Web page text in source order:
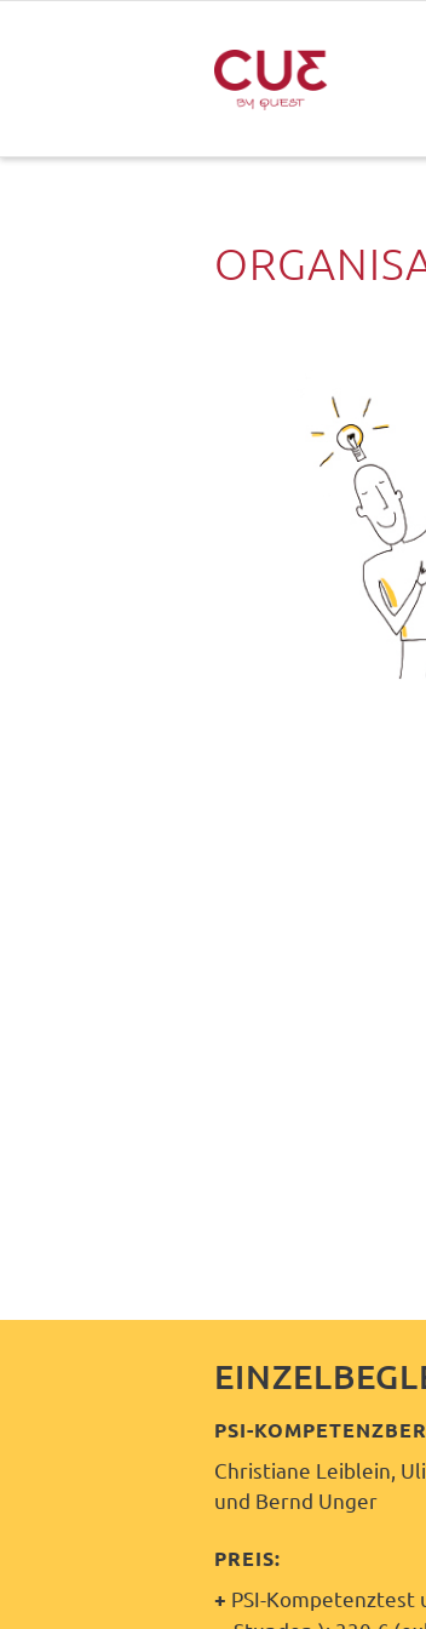
PSI-
Christiane Leiblein,
und Bernd Unger
PREIS:
PSI-Kompetenztest